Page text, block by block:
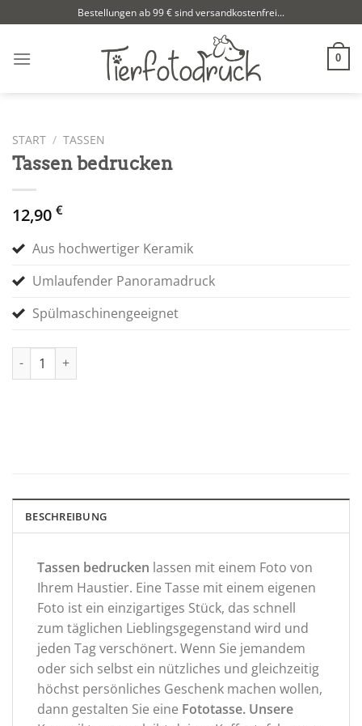
Inhalt
springen
Bestellungen ab 99 € sind versandkostenfrei...
0
START / TASSEN
Tassen bedrucken
12,90 €
Aus hochwertiger Keramik
Umlaufender Panoramadruck
Spülmaschinengeeignet
Tassen bedrucken Menge
BESCHREIBUNG
Tassen bedrucken lassen mit einem Foto von
Ihrem Haustier. Eine Tasse mit einem eigenen
Foto ist ein einzigartiges Stück, das schnell
zum täglichen Lieblingsgegenstand wird und
jeden Tag verschönert. Wenn Sie jemandem
oder sich selbst ein nützliches und gleichzeitig
höchst persönliches Geschenk machen wollen,
dann gestalten Sie eine Fototasse. Unsere